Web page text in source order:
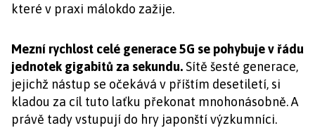
které v praxi málokdo zažije.
Mezní rychlost celé generace 5G se pohybuje v řádu
jednotek gigabitů za sekundu. Sítě šesté generace,
jejichž nástup se očekává v příštím desetiletí, si
kladou za cíl tuto laťku překonat mnohonásobně. A
právě tady vstupují do hry japonští výzkumníci.